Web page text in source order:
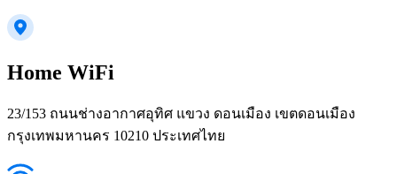
Home WiFi
23/153 ถนนช่างอากาศอุทิศ แขวง ดอนเมือง เขตดอนเมือง
กรุงเทพมหานคร 10210 ประเทศไทย